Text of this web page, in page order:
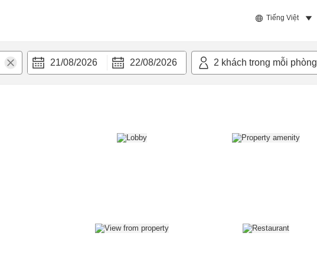
Tiếng Việt
21/08/2026 22/08/2026 2 khách trong mỗi phòng
nghi